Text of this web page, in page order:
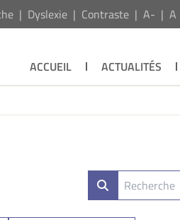
Dyslexie Contraste A- A
ACCUEIL ACTUALITÉS